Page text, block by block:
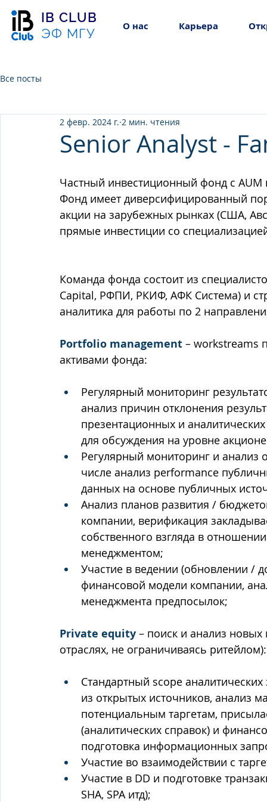
IB CLUB
ЭФ МГУ
О нас Карьера
Все посты
Senior Analyst -
2 февр. 2024 г. 2 мин. чтения
Частный инвестиционный фонд с
Фонд имеет диверсифицированный
акции на зарубежных рынках (США,
прямые инвестиции со
Команда фонда состоит из
Capital, РФПИ, РКИФ, АФК Система) и
аналитика для работы по 2
Portfolio management – workstreams
активами фонда:
Регулярный мониторинг
анализ причин отклонения
презентационных и
для обсуждения на уровне
Регулярный мониторинг и анализ
числе анализ performance
данных на основе публичных
Анализ планов развития /
компании, верификация
собственного взгляда в
менеджментом;
Участие в ведении (обновлении /
финансовой модели компании,
менеджмента предпосылок;
Private equity – поиск и анализ
отраслях, не ограничиваясь ритейлом):
Стандартный scope
из открытых источников, анализ
потенциальным таргетам,
(аналитических справок) и
подготовка информационных
Участие во взаимодействии с
Участие в DD и подготовке
SHA, SPA итд);